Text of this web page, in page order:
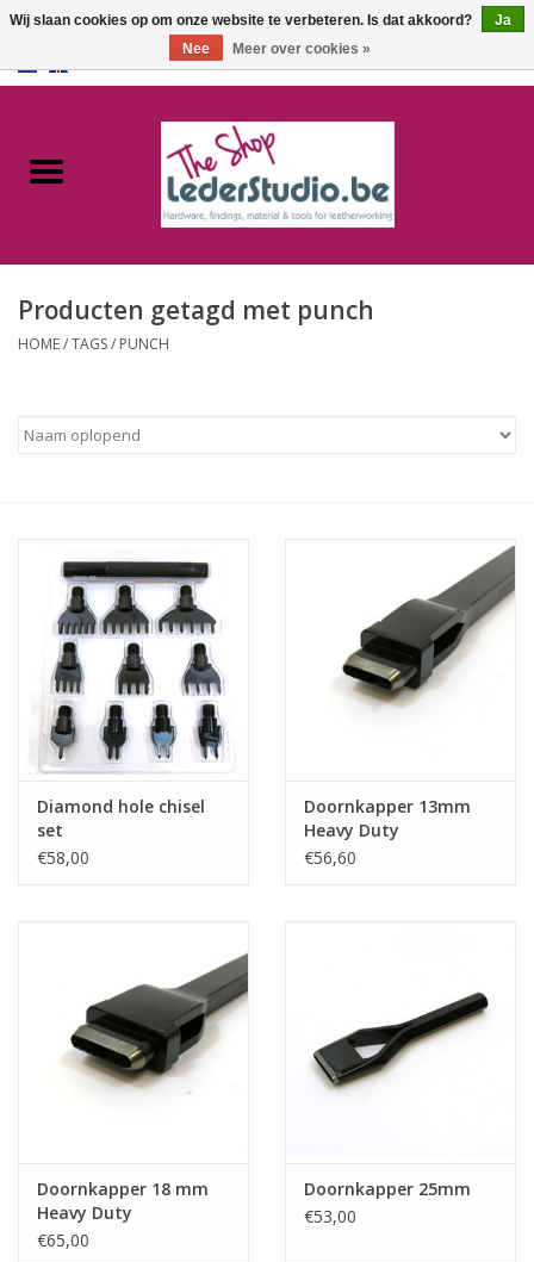
Catalogus
FAQ
Producten getagd met punch
HOME/TAGS/ PUNCH
Diamond hole chisel
set
€58,00
Doornkapper 13mm
Heavy Duty
€56,60
Doornkapper 18 mm
Heavy Duty
€65,00
Doornkapper 25mm
€53,00
Wij slaan cookies op om onze website te verbeteren. Is dat akkoord?
Ja
Nee
Meer over cookies »